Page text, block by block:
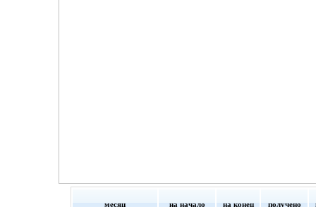
месяц на начало на конец получено